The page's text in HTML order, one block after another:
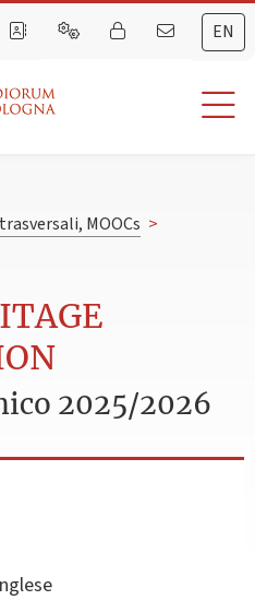
EN
MOOCs >
2025/2026